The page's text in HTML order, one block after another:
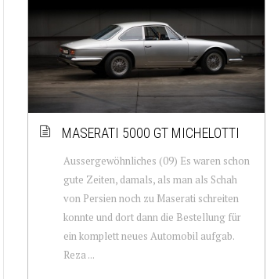
MASERATI 5000 GT MICHELOTTI
Aussergewöhnliches (09) Es waren schon
gute Zeiten, damals, als man als Schah
von Persien noch zu Maserati schreiten
konnte und dort dann die Bestellung für
ein komplett neues Automobil aufgab.
Reza ...